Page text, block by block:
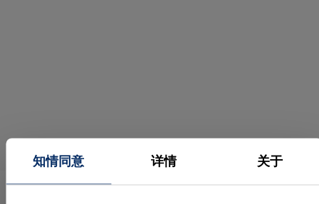
知情同意 详情 关于